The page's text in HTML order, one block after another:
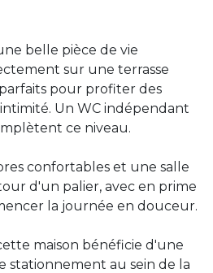
belle pièce de vie
sur une terrasse
pour profiter des
Un WC indépendant
ce niveau.
confortables et une salle
d'un palier, avec en prime
la journée en douceur.
maison bénéficie d'une
stationnement au sein de la